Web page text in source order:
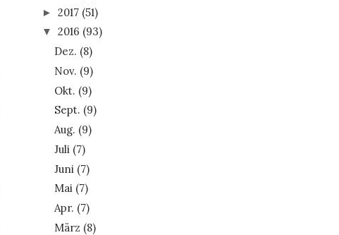
► 2017 (51)
▼ 2016 (93)
Dez. (8)
Nov. (9)
Okt. (9)
Sept. (9)
Aug. (9)
Juli (7)
Juni (7)
Mai (7)
Apr. (7)
März (8)